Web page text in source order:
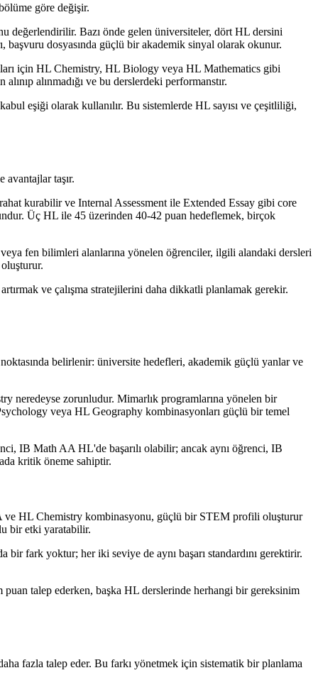
göre değişir.
değerlendirilir. Bazı önde gelen üniversiteler, dört HL dersini
dosyasında güçlü bir akademik sinyal olarak okunur.
için HL Chemistry, HL Biology veya HL Mathematics gibi
alınmadığı ve bu derslerdeki performanstır.
eşiği olarak kullanılır. Bu sistemlerde HL sayısı ve çeşitliliği,
taşır.
kurabilir ve Internal Assessment ile Extended Essay gibi core
Üç HL ile 45 üzerinden 40-42 puan hedeflemek, birçok
fen bilimleri alanlarına yönelen öğrenciler, ilgili alandaki dersleri
ve çalışma stratejilerini daha dikkatli planlamak gerekir.
belirlenir: üniversite hedefleri, akademik güçlü yanlar ve
neredeyse zorunludur. Mimarlık programlarına yönelen bir
veya HL Geography kombinasyonları güçlü bir temel
IB Math AA HL'de başarılı olabilir; ancak aynı öğrenci, IB
kritik öneme sahiptir.
ve HL Chemistry kombinasyonu, güçlü bir STEM profili oluşturur
bir etki yaratabilir.
fark yoktur; her iki seviye de aynı başarı standardını gerektirir.
talep ederken, başka HL derslerinde herhangi bir gereksinim
fazla talep eder. Bu farkı yönetmek için sistematik bir planlama